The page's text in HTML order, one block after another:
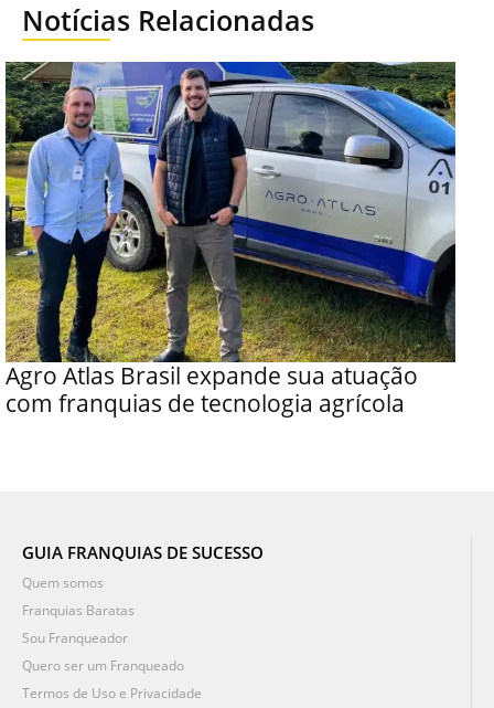
Notícias Relacionadas
Agro Atlas Brasil expande sua atuação
com franquias de tecnologia agrícola
GUIA FRANQUIAS DE SUCESSO
Quem somos
Franquias Baratas
Sou Franqueador
Quero ser um Franqueado
Termos de Uso e Privacidade